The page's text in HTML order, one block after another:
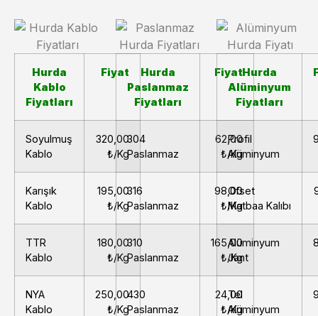
Hurda
Kablo
Fiyatları
Fiyat
Soyulmuş
Kablo
320,00
₺/Kg
Karışık
Kablo
195,00
₺/Kg
TTR
Kablo
180,00
₺/Kg
NYA
Kablo
250,00
₺/Kg
Hurda
Paslanmaz
Fiyatları
Fiyat
304
Paslanmaz
62,00
₺/Kg
316
Paslanmaz
98,00
₺/Kg
310
Paslanmaz
165,00
₺/Kg
430
Paslanmaz
24,00
₺/Kg
Hurda
Alüminyum
Fiyatları
Profil
Alüminyum
Ofset
Matbaa Kalıbı
Alüminyum
Jant
Tel
Alüminyum